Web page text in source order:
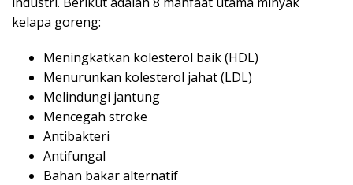
kelapa goreng:
Meningkatkan kolesterol baik (HDL)
Menurunkan kolesterol jahat (LDL)
Melindungi jantung
Mencegah stroke
Antibakteri
Antifungal
Bahan bakar alternatif